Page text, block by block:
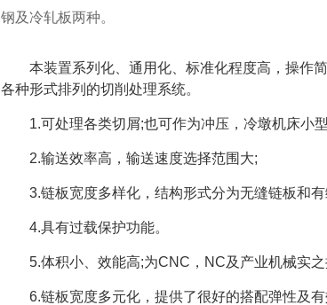
钢及冷轧板两种。
本装置系列化、通用化、标准化程度高，操作
各种形式排列的切削处理系统。
1.可处理各类切屑;也可作为冲压，冷墩机床小
2.输送效率高，输送速度选择范围大;
3.链板宽度多样化，结构形式分为无缝链板和
4.具有过载保护功能。
5.体积小、效能高;为CNC，NC及产业机械实
6.链板宽度多元化，提供了很好的搭配弹性及有